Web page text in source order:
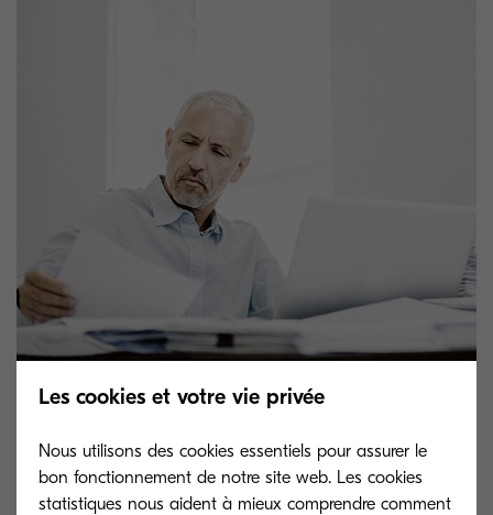
KYOCERA Smart Information
Manager
Les cookies et votre vie privée
Nous utilisons des cookies essentiels pour assurer le
bon fonctionnement de notre site web. Les cookies
statistiques nous aident à mieux comprendre comment